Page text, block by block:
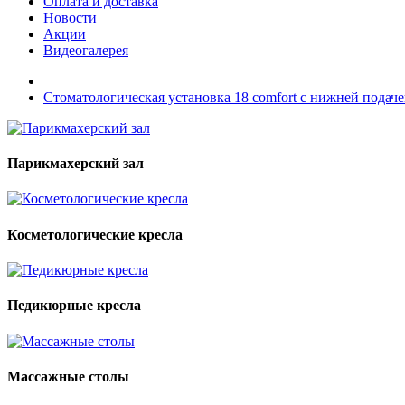
Новости
Акции
Видеогалерея
Стоматологическая установка 18 comfort с нижней
Парикмахерский зал
Косметологические кресла
Педикюрные кресла
Массажные столы